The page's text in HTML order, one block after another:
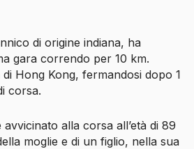
di origine indiana, ha
gara correndo per 10 km.
Hong Kong, fermandosi dopo 1
corsa.
alla corsa all’età di 89
moglie e di un figlio, nella sua